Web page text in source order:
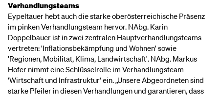
Verhandlungsteams
Eypeltauer hebt auch die starke oberösterreichische Präsenz
im pinken Verhandlungsteam hervor. NAbg. Karin
Doppelbauer ist in zwei zentralen Hauptverhandlungsteams
vertreten: 'Inflationsbekämpfung und Wohnen' sowie
'Regionen, Mobilität, Klima, Landwirtschaft'. NAbg. Markus
Hofer nimmt eine Schlüsselrolle im Verhandlungsteam
'Wirtschaft und Infrastruktur' ein. „Unsere Abgeordneten sind
starke Pfeiler in diesen Verhandlungen und garantieren, dass